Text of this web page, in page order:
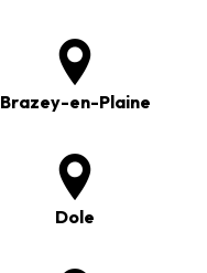
Brazey-en-Plaine
Dole